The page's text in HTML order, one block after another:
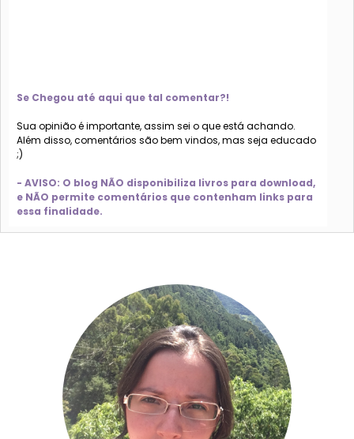
Se Chegou até aqui que tal comentar?!
Sua opinião é importante, assim sei o que está achando.
Além disso, comentários são bem vindos, mas seja educado
;)
- AVISO: O blog NÃO disponibiliza livros para download,
e NÃO permite comentários que contenham links para
essa finalidade.